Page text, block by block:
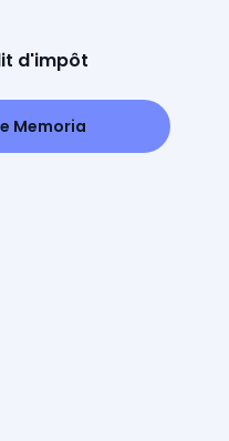
d'impôt
Memoria